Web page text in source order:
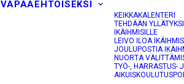
VAPAAEHTOISEKSI
KEIKKAKALENTERI
TEHDÄÄN
IKÄIHMISILLE
LEIVO ILOA
JOULUPOSTIA
NUORTA
TYÖ-, HARRASTUS-